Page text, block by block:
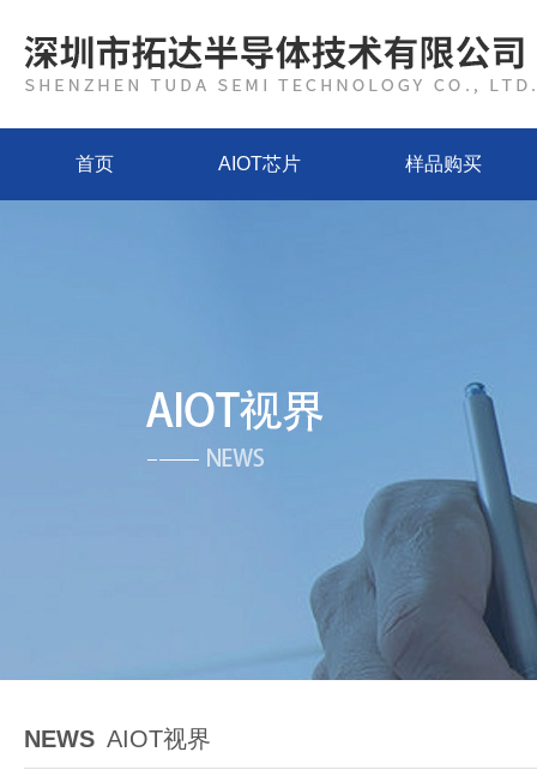
首页 AIOT芯片 样品购买
NEWS AIOT视界